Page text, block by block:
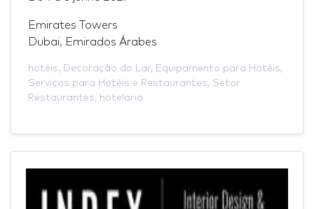
Emirates Towers
Dubai, Emirados Árabes
hotéis, Decoração do Lar, Equipamento para Hotéis,
Serviços para Hotéis e Restaurantes, Setor
Restaurantes, hotelaria